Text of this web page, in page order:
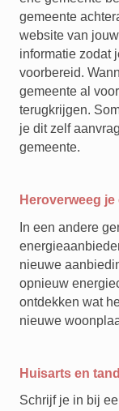
gemeente
website van
informatie zodat
voorbereid.
gemeente al
terugkrijgen.
je dit zelf
gemeente.
Heroverweeg
In een andere
nieuwe
opnieuw
ontdekken wat
nieuwe
Huisarts en
Schrijf je in bij